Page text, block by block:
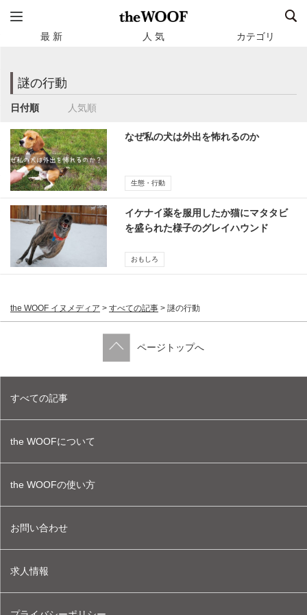
最 新 人 気 カテゴリ
謎の行動
日付順 人気順
なぜ私の犬は外出を怖れるのか
生態・行動
イケナイ薬を服用したか猫にマタタビ
を盛られた様子のグレイハウンド
おもしろ
the WOOF イヌメディア > すべての記事 > 謎の行動
ページトップへ
すべての記事
the WOOFについて
the WOOFの使い方
お問い合わせ
求人情報